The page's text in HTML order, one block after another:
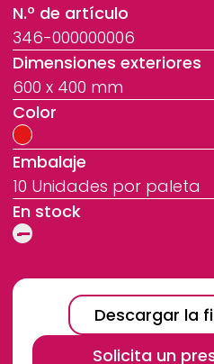
N.º de artículo
346-000000006
Dimensiones exteriores
600 x 400 mm
Color
Embalaje
10 Unidades por paleta
En stock
Descargar la
Solicita un